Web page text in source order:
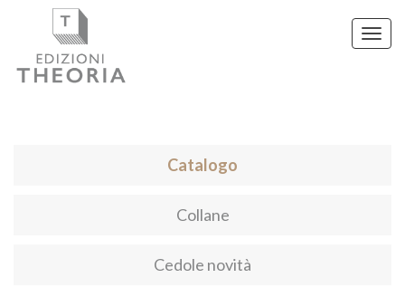
Catalogo
Collane
Cedole novità